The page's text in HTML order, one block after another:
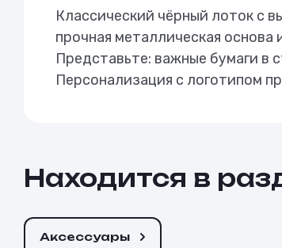
Классический чёрный лоток с
прочная металлическая
Представьте: важные бумаги в
Персонализация с логотипом
Находится в
Аксессуары